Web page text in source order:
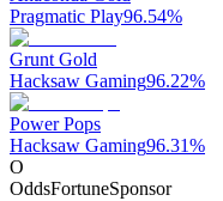
Pragmatic Play96.54%
Grunt Gold
Hacksaw Gaming96.22%
Power Pops
Hacksaw Gaming96.31%
O
OddsFortuneSponsor